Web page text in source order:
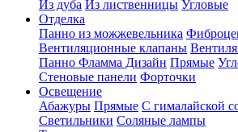
Из дуба Из лиственницы Угловые
Отделка
Панно из можжевельника
Вентиляционные клапаны
Панно Фламма Дизайн Прямые
Стеновые панели Форточки
Освещение
Абажуры Прямые С гималайской
Светильники Соляные лампы